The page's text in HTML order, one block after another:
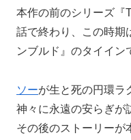
本作の前のシリーズ『
話で終わり、この時期
ンブルド』のタイイン
ソーが生と死の円環ラ
神々に永遠の安らぎが
その後のストーリーが